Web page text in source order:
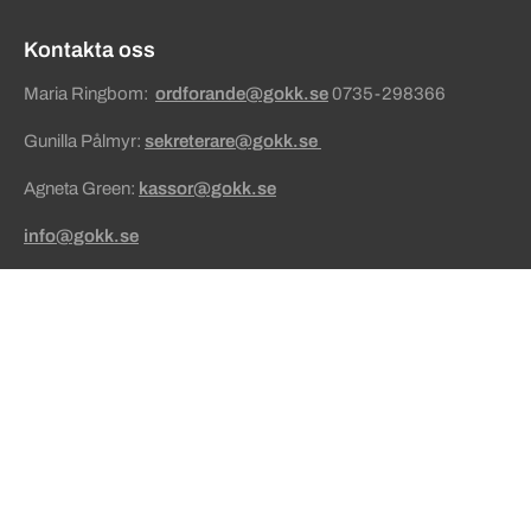
Kontakta oss
Maria Ringbom: ordforande@gokk.se0735-298366
Gunilla Pålmyr: sekreterare@gokk.se
Agneta Green: kassor@gokk.se
info@gokk.se